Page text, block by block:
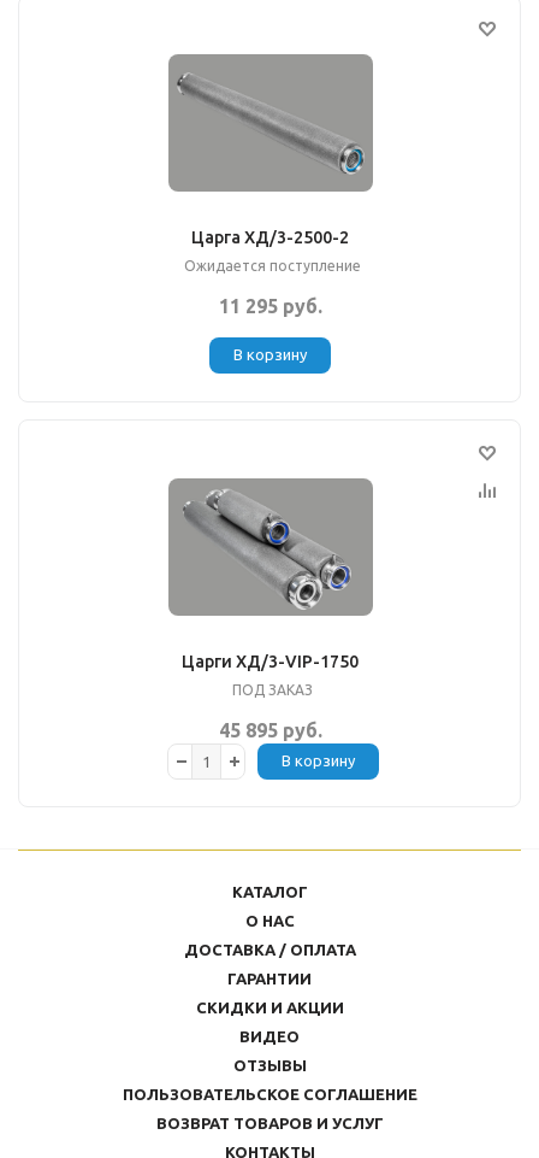
Царга ХД/3-2500-2
Ожидается поступление
11 295 руб.
В корзину
Царги ХД/3-VIP-1750
ПОД ЗАКАЗ
45 895 руб.
В корзину
КАТАЛОГ
О НАС
ДОСТАВКА / ОПЛАТА
ГАРАНТИИ
СКИДКИ И АКЦИИ
ВИДЕО
ОТЗЫВЫ
ПОЛЬЗОВАТЕЛЬСКОЕ СОГЛАШЕНИЕ
ВОЗВРАТ ТОВАРОВ И УСЛУГ
КОНТАКТЫ